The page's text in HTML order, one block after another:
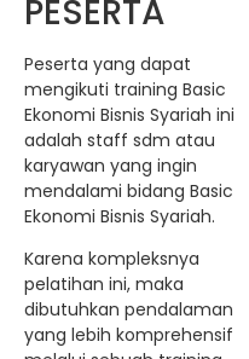
PESERTA
Peserta yang dapat
mengikuti training Basic
Ekonomi Bisnis Syariah ini
adalah staff sdm atau
karyawan yang ingin
mendalami bidang Basic
Ekonomi Bisnis Syariah.
Karena kompleksnya
pelatihan ini, maka
dibutuhkan pendalaman
yang lebih komprehensif